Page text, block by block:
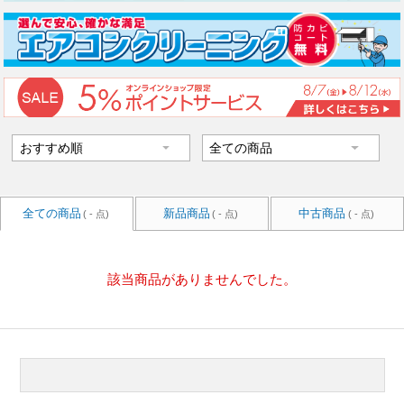
全ての商品 ( - 点) 新品商品 ( - 点) 中古商品 ( - 点)
該当商品がありませんでした。